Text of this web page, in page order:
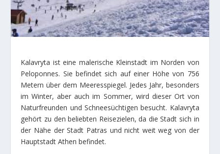
Kalavryta ist eine malerische Kleinstadt im Norden von
Peloponnes. Sie befindet sich auf einer Höhe von 756
Metern über dem Meeresspiegel. Jedes Jahr, besonders
im Winter, aber auch im Sommer, wird dieser Ort von
Naturfreunden und Schneesüchtigen besucht. Kalavryta
gehört zu den beliebten Reisezielen, da die Stadt sich in
der Nähe der Stadt Patras und nicht weit weg von der
Hauptstadt Athen befindet.